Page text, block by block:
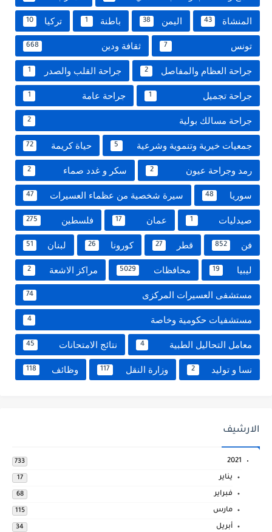
المنشاة 43 اليمن 38 باطنة 1 تركيا 10
تونس 7 ثقافة ودين 668
جراحة العظام والمفاصل 2 جراحة القلب والصدر 1
جراحة تجميل 1 جراحة عامة 1
جراحة مسالك بولية 2
جمعيات خيرية وتنموية وشرعية 5 حياة كريمة 72
رمد وجراحة عيون 2 سكر و غدد صماء 2
سوريا 48 سيرة شخصية من عظماء العسيرات 47
صيدليات 1 عمان 17 فلسطين 275
فن 852 قطر 27 كورونا 26 لبنان 51
ليبيا 19 محافظات 5029 مراكز الاشعة 2
مستشفى العسيرات المركزى 74
مستشفيات حكومية وخاصة 4
معامل التحاليل الطبية 4 نتائج الامتحانات 45
نسا و توليد 2 وزارة النقل 117 وظائف 118
الارشيف
2021
733
يناير 17
فبراير 68
مارس 115
أبريل 34